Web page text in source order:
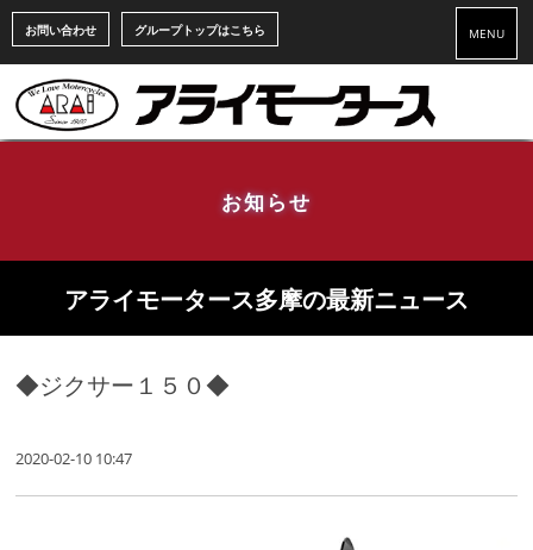
お問い合わせ グループトップはこちら MENU
お知らせ
アライモータース多摩の最新ニュース
◆ジクサー１５０◆
2020-02-10 10:47